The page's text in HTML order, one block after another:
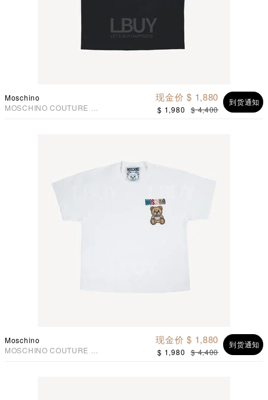
Moschino
MOSCHINO COUTURE 女
到货通知
现金价 $ 1,880
$ 1,980 $ 4,400
Moschino
MOSCHINO COUTURE 女
到货通知
现金价 $ 1,880
$ 1,980 $ 4,400